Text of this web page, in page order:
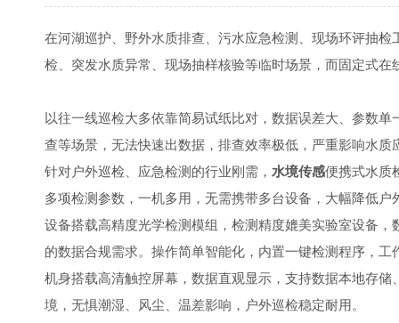
在河湖巡护、野外水质排查、污水应急检测、现场环评抽
检、突发水质异常、现场抽样核验等临时场景，而固定式
以往一线巡检大多依靠简易试纸比对，数据误差大、参数
查等场景，无法快速出数据，排查效率极低，严重影响水质
针对户外巡检、应急检测的行业刚需， 水境传感便携式水质
多项检测参数，一机多用，无需携带多台设备，大幅降低户
设备搭载高精度光学检测模组，检测精度媲美实验室设备
的数据合规需求。操作简单智能化，内置一键检测程序，
机身搭载高清触控屏幕，数据直观显示，支持数据本地存
境，无惧潮湿、风尘、温差影响，户外巡检稳定耐用。